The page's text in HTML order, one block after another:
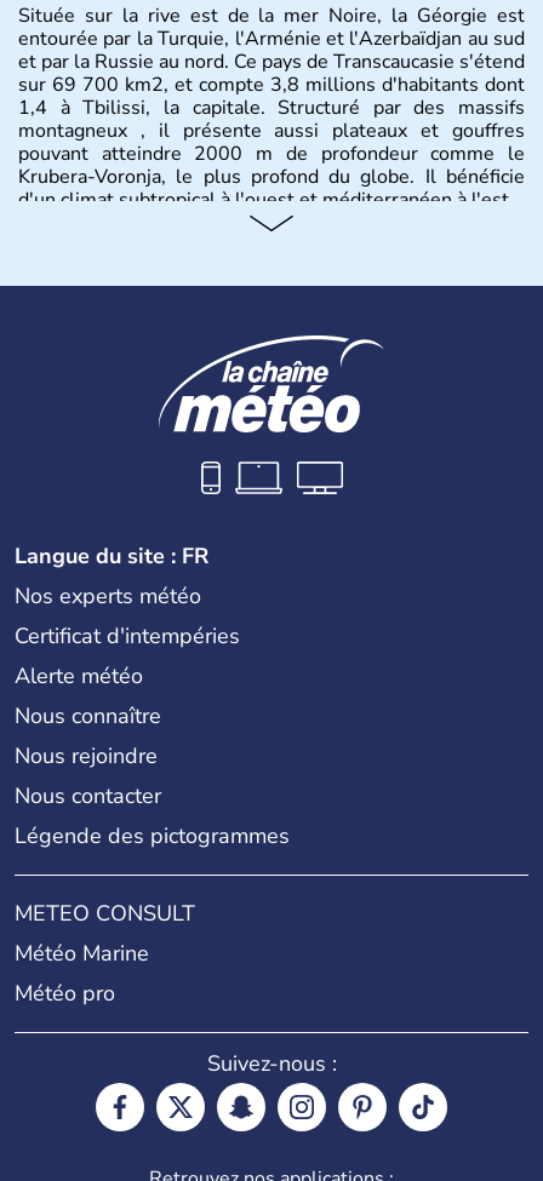
Située sur la rive est de la mer Noire, la Géorgie est
entourée par la Turquie, l'Arménie et l'Azerbaïdjan au sud
et par la Russie au nord. Ce pays de Transcaucasie s'étend
sur 69 700 km2, et compte 3,8 millions d'habitants dont
1,4 à Tbilissi, la capitale. Structuré par des massifs
montagneux , il présente aussi plateaux et gouffres
pouvant atteindre 2000 m de profondeur comme le
Krubera-Voronja, le plus profond du globe. Il bénéficie
d'un climat subtropical à l'ouest et méditerranéen à l'est.
Langue du site : FR
Nos experts météo
Certificat d'intempéries
Alerte météo
Nous connaître
Nous rejoindre
Nous contacter
Légende des pictogrammes
METEO CONSULT
Météo Marine
Météo pro
Suivez-nous :